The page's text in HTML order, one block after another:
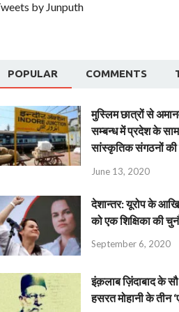
by Junputh
POPULAR COMMENTS
मुस्लिम छात्रों से
सम्बन्ध में प्रदेश के
सांस्कृतिक संगठनों की
June 13, 2020
देशान्‍तर: यूरोप के
को एक शिक्षिका की
September 6, 2020
इंक़लाब ज़िंदाबाद के
हसरत मोहानी के तीन